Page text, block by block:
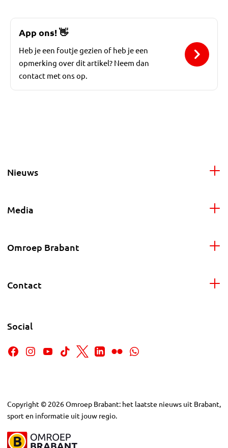
App ons!👋
Heb je een foutje gezien of heb je een
opmerking over dit artikel? Neem dan
contact met ons op.
Nieuws
Media
Omroep Brabant
Contact
Social
Copyright © 2026Omroep Brabant: het laatste nieuws uit Brabant,
sport en informatie uit jouw regio.